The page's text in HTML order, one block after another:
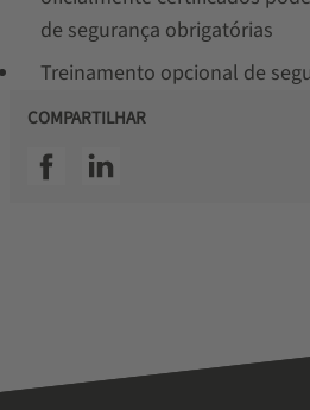
de segurança obrigatórias
Treinamento opcional de
COMPARTILHAR
SSI facebookSSI linkedin